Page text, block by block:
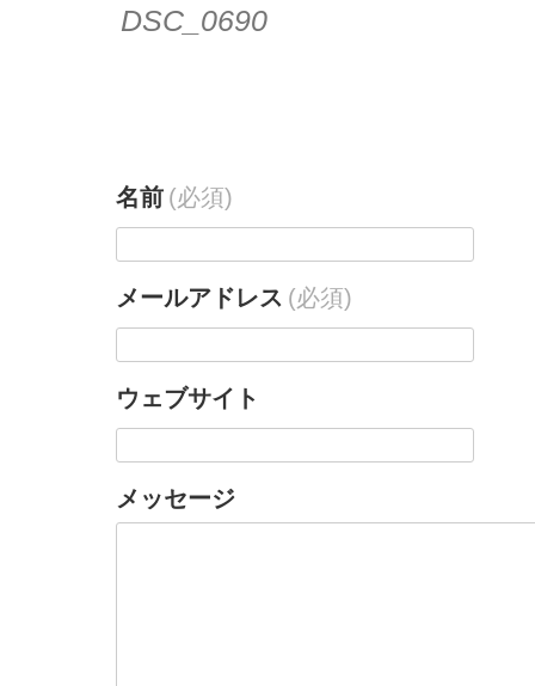
DSC_0690
名前 (必須)
メールアドレス (必須)
ウェブサイト
メッセージ